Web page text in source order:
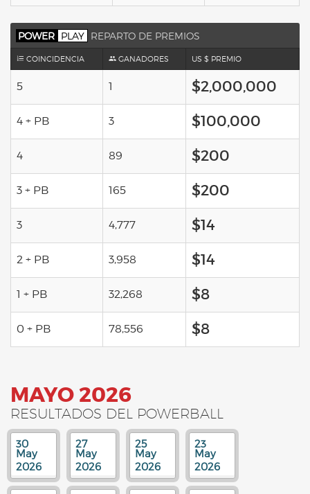
POWER PLAY REPARTO DE PREMIOS
COINCIDENCIA GANADORES US $ PREMIO
5 1 $2,000,000
4 + PB 3 $100,000
4 89 $200
3 + PB 165 $200
3 4,777 $14
2 + PB 3,958 $14
1 + PB 32,268 $8
0 + PB 78,556 $8
MAYO 2026
RESULTADOS DEL POWERBALL
30
May
2026
27
May
2026
25
May
2026
23
May
2026